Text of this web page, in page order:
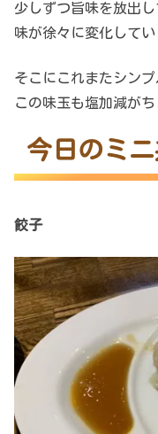
少しずつ旨味を放出し
味が徐々に変化してい
そこにこれまたシンプ
この味玉も塩加減が
今日のミ
餃子